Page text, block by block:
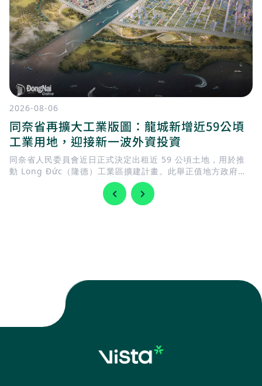
2026-08-06
同奈省再擴大工業版圖：龍城新增近59公頃
工業用地，迎接新一波外資投資
同奈省人民委員會近日正式決定出租近 59 公頃土地，用於推
動 Long Đức（隆德）工業區擴建計畫。此舉正值地方政府加
快完善基礎建設，迎接 隆城國際機場 即將投入營運，同時持續
擴充工業用地，以滿足國內外企業日益增加的投資需求。